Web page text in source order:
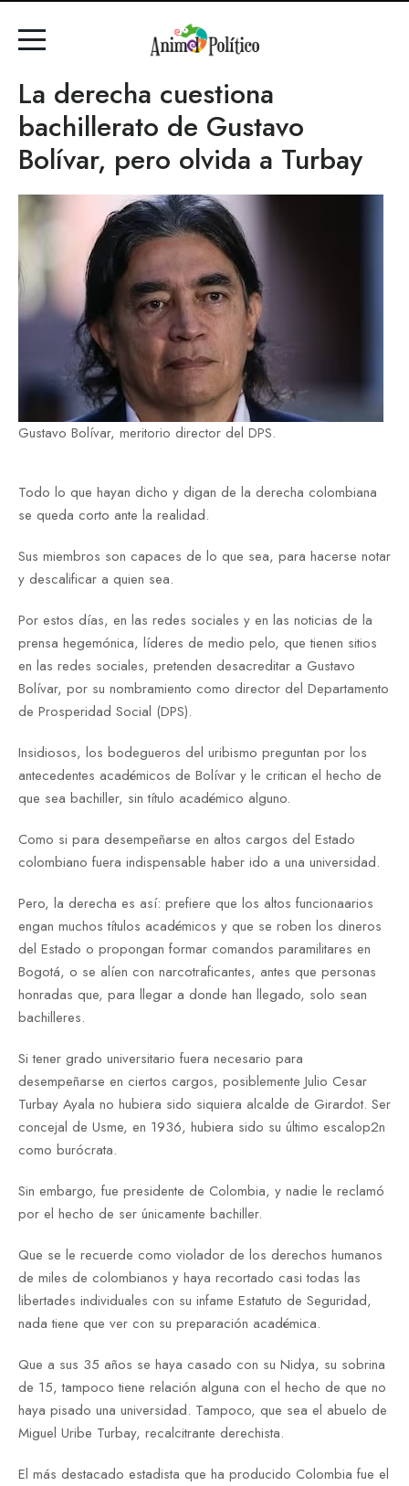
La derecha cuestiona
bachillerato de Gustavo
Bolívar, pero olvida a Turbay
Gustavo Bolívar, meritorio director del DPS.
Todo lo que hayan dicho y digan de la derecha colombiana
se queda corto ante la realidad.
Sus miembros son capaces de lo que sea, para hacerse notar
y descalificar a quien sea.
Por estos días, en las redes sociales y en las noticias de la
prensa hegemónica, líderes de medio pelo, que tienen sitios
en las redes sociales, pretenden desacreditar a Gustavo
Bolívar, por su nombramiento como director del Departamento
de Prosperidad Social (DPS).
Insidiosos, los bodegueros del uribismo preguntan por los
antecedentes académicos de Bolívar y le critican el hecho de
que sea bachiller, sin título académico alguno.
Como si para desempeñarse en altos cargos del Estado
colombiano fuera indispensable haber ido a una universidad.
Pero, la derecha es así: prefiere que los altos funcionaarios
engan muchos títulos académicos y que se roben los dineros
del Estado o propongan formar comandos paramilitares en
Bogotá, o se alíen con narcotraficantes, antes que personas
honradas que, para llegar a donde han llegado, solo sean
bachilleres.
Si tener grado universitario fuera necesario para
desempeñarse en ciertos cargos, posiblemente Julio Cesar
Turbay Ayala no hubiera sido siquiera alcalde de Girardot. Ser
concejal de Usme, en 1936, hubiera sido su último escalop2n
como burócrata.
Sin embargo, fue presidente de Colombia, y nadie le reclamó
por el hecho de ser únicamente bachiller.
Que se le recuerde como violador de los derechos humanos
de miles de colombianos y haya recortado casi todas las
libertades individuales con su infame Estatuto de Seguridad,
nada tiene que ver con su preparación académica.
Que a sus 35 años se haya casado con su Nidya, su sobrina
de 15, tampoco tiene relación alguna con el hecho de que no
haya pisado una universidad. Tampoco, que sea el abuelo de
Miguel Uribe Turbay, recalcitrante derechista.
El más destacado estadista que ha producido Colombia fue el